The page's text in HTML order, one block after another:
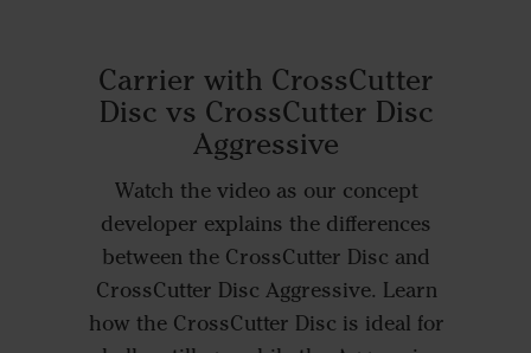
Carrier with CrossCutter
Disc vs CrossCutter Disc
Aggressive
Watch the video as our concept
developer explains the differences
between the CrossCutter Disc and
CrossCutter Disc Aggressive. Learn
how the CrossCutter Disc is ideal for